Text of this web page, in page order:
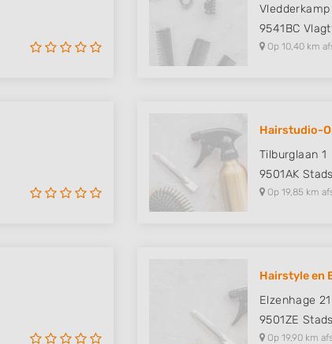
Vledderkamp
9541BC
Op 10,40 km
Hairstudio-
Tilburglaan 1
9501AK
Op 19,85 km
Hairstyle en
Elzenhage 21
9501ZE
Op 19,90 km